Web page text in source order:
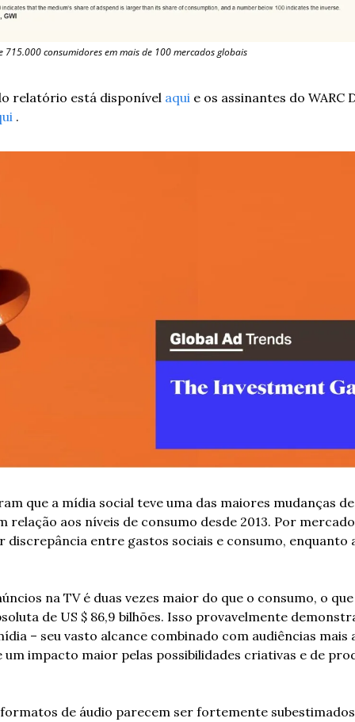
715.000 consumidores em mais de 100 mercados globais
relatório está disponível aqui e os assinantes do WARC
.
que a mídia social teve uma das maiores mudanças
relação aos níveis de consumo desde 2013. Por
entre gastos sociais e consumo, enquanto
na TV é duas vezes maior do que o consumo, o
de US $ 86,9 bilhões. Isso provavelmente
– seu vasto alcance combinado com audiências mais
um impacto maior pelas possibilidades criativas e de
de áudio parecem ser fortemente